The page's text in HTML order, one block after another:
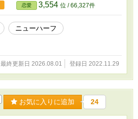
恋愛 3,554 位 / 66,327件
ニューハーフ
最終更新日 2026.08.01 登録日 2022.11.29
お気に入りに追加 24